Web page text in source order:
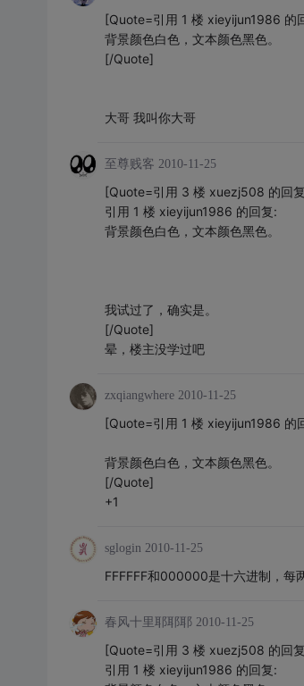
[Quote=引用 1 楼 xieyijun1986 的
背景颜色白色，文本颜色黑色。
[/Quote]
大哥 我叫你大哥
至尊贱客 2010-11-25
[Quote=引用 3 楼 xuezj508 的回
引用 1 楼 xieyijun1986 的回复:
背景颜色白色，文本颜色黑色。
我试过了，确实是。
[/Quote]
晕，楼主没学过吧
zxqiangwhere 2010-11-25
[Quote=引用 1 楼 xieyijun1986 的
背景颜色白色，文本颜色黑色。
[/Quote]
+1
sglogin 2010-11-25
FFFFFF和000000是十六进制，每
春风十里耶耶耶 2010-11-25
[Quote=引用 3 楼 xuezj508 的回
引用 1 楼 xieyijun1986 的回复: